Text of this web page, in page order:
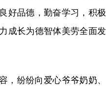
好品德，勤奋学习，积极
成长为德智体美劳全面发
，纷纷向爱心爷爷奶奶、